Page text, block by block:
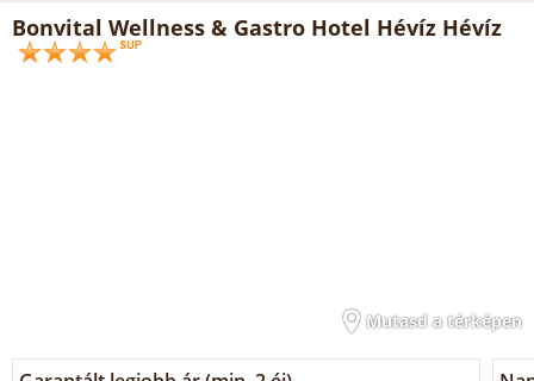
Bonvital Wellness & Gastro Hotel Hévíz Hévíz
Mutasd a térképen